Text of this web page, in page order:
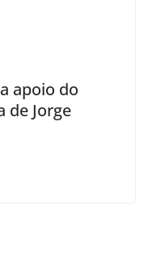
apoio do
de Jorge